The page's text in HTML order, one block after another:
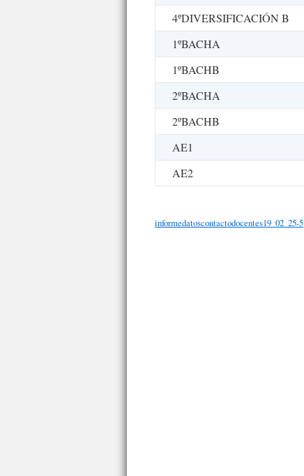
4ºDIVERSIFICACIÓN B
1ºBACHA
1ºBACHB
2ºBACHA
2ºBACHB
AE1
AE2
informedatoscontactodocentes19_02_25-5